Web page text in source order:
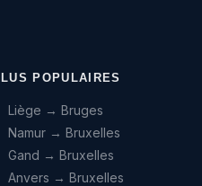
POPULAIRES
Liège → Bruges
Namur → Bruxelles
Gand → Bruxelles
Anvers → Bruxelles